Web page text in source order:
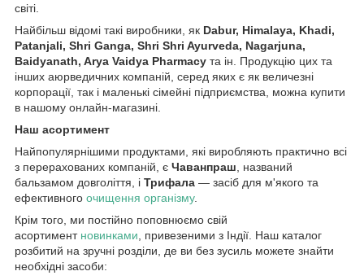
світі.
Найбільш відомі такі виробники, як Dabur, Himalaya, Khadi,
Patanjali, Shri Ganga, Shri Shri Ayurveda, Nagarjuna,
Baidyanath, Arya Vaidya Pharmacy та ін. Продукцію цих та
інших аюрведичних компаній, серед яких є як величезні
корпорації, так і маленькі сімейні підприємства, можна купити
в нашому онлайн-магазині.
Наш асортимент
Найпопулярнішими продуктами, які виробляють практично всі
з перерахованих компаній, є Чаванпраш , названий
бальзамом довголіття, і Трифала — засіб для м'якого та
ефективного очищення організму.
Крім того, ми постійно поповнюємо свій
асортимент новинками , привезеними з Індії. Наш каталог
розбитий на зручні розділи, де ви без зусиль можете знайти
необхідні засоби: